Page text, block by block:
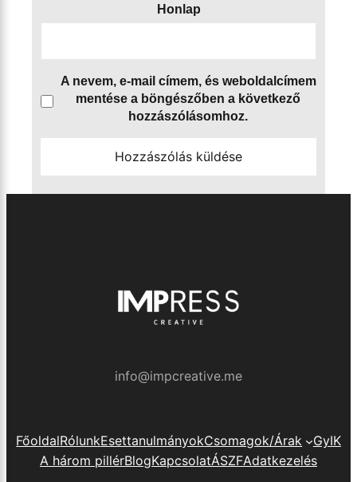
Honlap
A nevem, e-mail címem, és weboldalcímem
mentése a böngészőben a következő
hozzászólásomhoz.
info@impcreative.me
FőoldalRólunkEsettanulmányokCsomagok/Árak
GyIK
A három pillérBlogKapcsolatÁSZFAdatkezelés